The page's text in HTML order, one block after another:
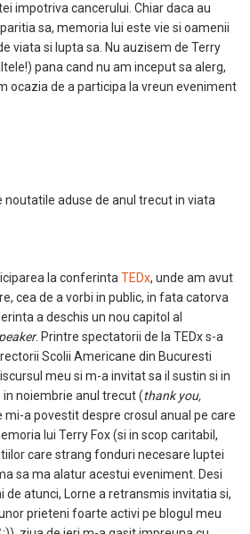
impotriva cancerului. Chiar daca au
sa, memoria lui este vie si oamenii
viata si lupta sa. Nu auzisem de Terry
pana cand nu am inceput sa alerg,
ocazia de a participa la vreun eveniment
noutatile aduse de anul trecut in viata
la conferintaTEDx, unde am avut
cea de a vorbi in public, in fata catorva
a deschis un nou capitol al
. Printre spectatorii de la TEDx s-a
Scolii Americane din Bucuresti
meu si m-a invitat sa il sustin si in
noiembrie anul trecut (thank you,
mi-a povestit despre crosul anual pe care
lui Terry Fox (si in scop caritabil,
care strang fonduri necesare luptei
sa ma alatur acestui eveniment. Desi
de atunci, Lorne a retransmis invitatia si,
prieteni foarte activi pe blogul meu